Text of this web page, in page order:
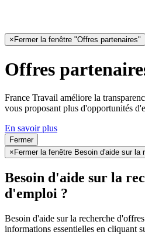
× Fermer la fenêtre "Offres partenaires"
Offres
France Travail améliore la
vous proposant plus d'opportunités
En savoir plus
Fermer
× Fermer la fenêtre Besoin d'aide sur la
Besoin d'aide sur la
d'emploi ?
Besoin d'aide sur la recherche
informations essentielles en cliquant